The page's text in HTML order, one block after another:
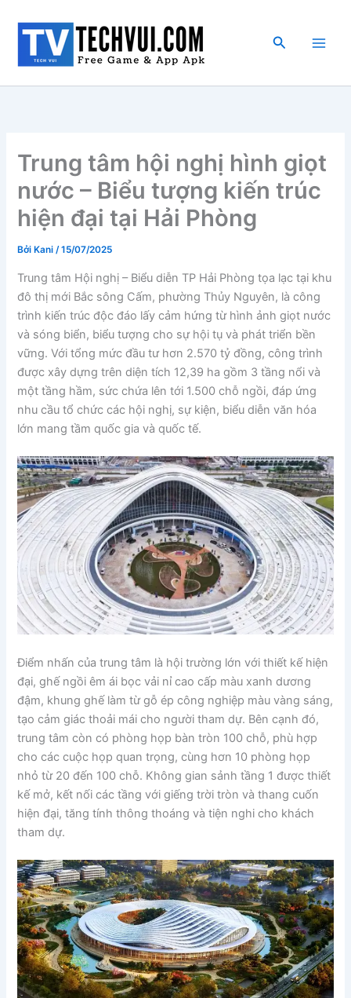
dung
Tìm
Trung tâm hội nghị hình giọt
nước – Biểu tượng kiến trúc
hiện đại tại Hải Phòng
Bởi Kani/15/07/2025
Trung tâm Hội nghị – Biểu diễn TP Hải Phòng tọa lạc tại khu
đô thị mới Bắc sông Cấm, phường Thủy Nguyên, là công
trình kiến trúc độc đáo lấy cảm hứng từ hình ảnh giọt nước
và sóng biển, biểu tượng cho sự hội tụ và phát triển bền
vững. Với tổng mức đầu tư hơn 2.570 tỷ đồng, công trình
được xây dựng trên diện tích 12,39 ha gồm 3 tầng nổi và
một tầng hầm, sức chứa lên tới 1.500 chỗ ngồi, đáp ứng
nhu cầu tổ chức các hội nghị, sự kiện, biểu diễn văn hóa
lớn mang tầm quốc gia và quốc tế.
Điểm nhấn của trung tâm là hội trường lớn với thiết kế hiện
đại, ghế ngồi êm ái bọc vải nỉ cao cấp màu xanh dương
đậm, khung ghế làm từ gỗ ép công nghiệp màu vàng sáng,
tạo cảm giác thoải mái cho người tham dự. Bên cạnh đó,
trung tâm còn có phòng họp bàn tròn 100 chỗ, phù hợp
cho các cuộc họp quan trọng, cùng hơn 10 phòng họp
nhỏ từ 20 đến 100 chỗ. Không gian sảnh tầng 1 được thiết
kế mở, kết nối các tầng với giếng trời tròn và thang cuốn
hiện đại, tăng tính thông thoáng và tiện nghi cho khách
tham dự.